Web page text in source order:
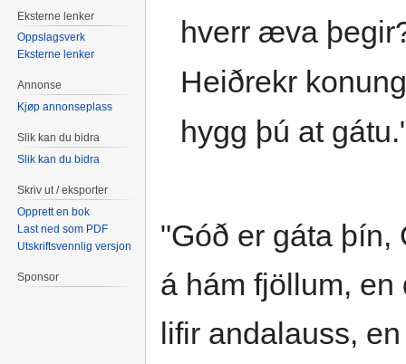
hverr æva
Heiðrekr
hygg þú at
"Góð er gáta þín,
á hám fjöllum,
lifir andalauss,
Eksterne lenker
Oppslagsverk
Eksterne lenker
Annonse
Kjøp annonseplass
Slik kan du bidra
Slik kan du bidra
Skriv ut / eksporter
Opprett en bok
Last ned som PDF
Utskriftsvennlig versjon
Sponsor